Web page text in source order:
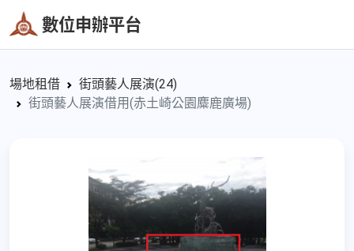
數位申辦平台
場地租借
街頭藝人展演(24)
街頭藝人展演借用(赤土崎公園麋鹿廣場)